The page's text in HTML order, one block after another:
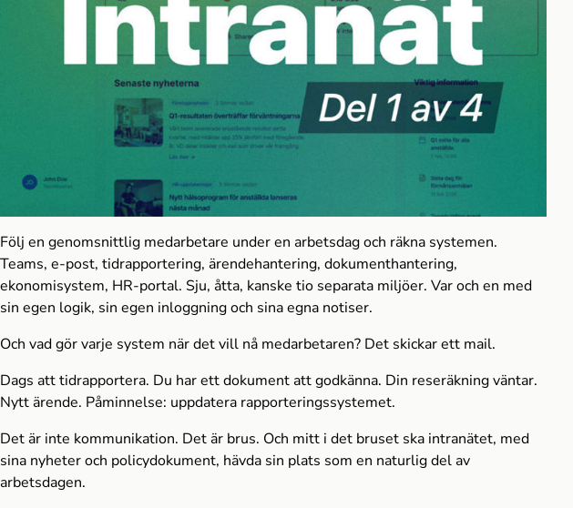
Följ en genomsnittlig medarbetare under en arbetsdag och räkna systemen.
Teams, e-post, tidrapportering, ärendehantering, dokumenthantering,
ekonomisystem, HR-portal. Sju, åtta, kanske tio separata miljöer. Var och en med
sin egen logik, sin egen inloggning och sina egna notiser.
Och vad gör varje system när det vill nå medarbetaren? Det skickar ett mail.
Dags att tidrapportera. Du har ett dokument att godkänna. Din reseräkning väntar.
Nytt ärende. Påminnelse: uppdatera rapporteringssystemet.
Det är inte kommunikation. Det är brus. Och mitt i det bruset ska intranätet, med
sina nyheter och policydokument, hävda sin plats som en naturlig del av
arbetsdagen.